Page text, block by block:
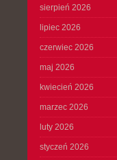
sierpień 2026
lipiec 2026
czerwiec 2026
maj 2026
kwiecień 2026
marzec 2026
luty 2026
styczeń 2026